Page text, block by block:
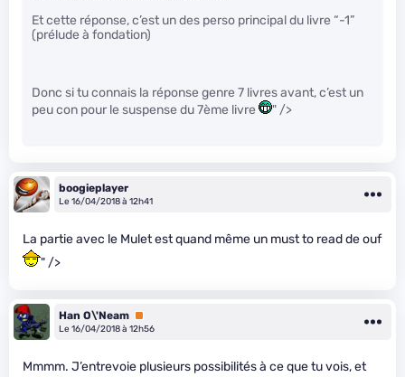
Et cette réponse, c’est un des perso principal du livre “-1”
(prélude à fondation)
Donc si tu connais la réponse genre 7 livres avant, c’est un
peu con pour le suspense du 7ème livre
" />
boogieplayer
Le 16/04/2018 à 12h41
La partie avec le Mulet est quand même un must to read de ouf
" />
Han O\'Neam Premium
Le 16/04/2018 à 12h56
Mmmm. J’entrevoie plusieurs possibilités à ce que tu vois, et